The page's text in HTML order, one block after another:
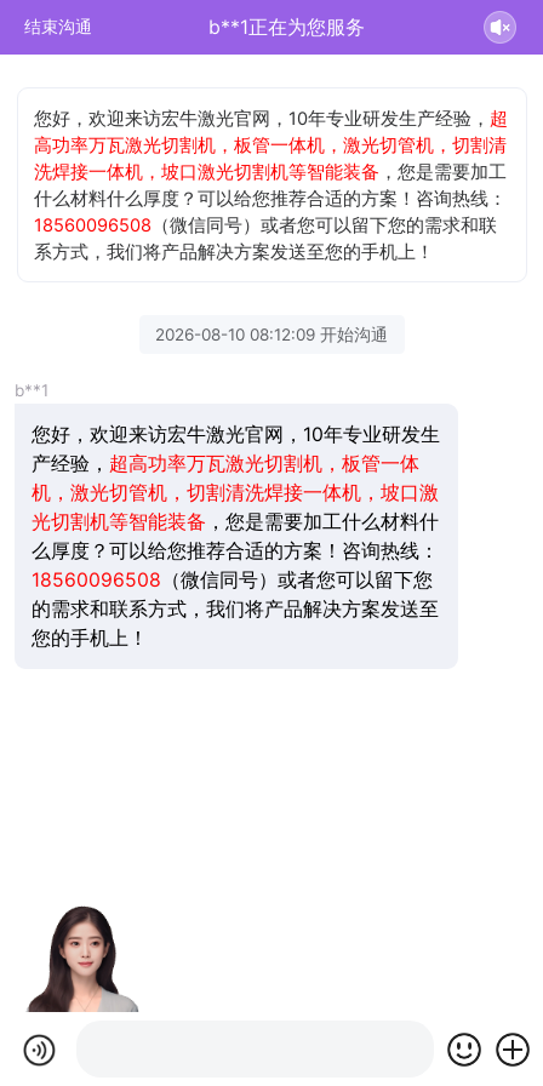
结束沟通 b**1正在为您服务
您好，欢迎来访宏牛激光官网，10年专业研发生产经验， 超
高功率万瓦激光切割机，板管一体机，激光切管机，切割清
洗焊接一体机，坡口激光切割机等智能装备 ，您是需要加工
什么材料什么厚度？可以给您推荐合适的方案！咨询热线：
18560096508 （微信同号）或者您可以留下您的需求和联
系方式，我们将产品解决方案发送至您的手机上！
2026-08-10 08:12:09 开始沟通
b**1
您好，欢迎来访宏牛激光官网，10年专业研发生
产经验， 超高功率万瓦激光切割机，板管一体
机，激光切管机，切割清洗焊接一体机，坡口激
光切割机等智能装备 ，您是需要加工什么材料什
么厚度？可以给您推荐合适的方案！咨询热线：
18560096508 （微信同号）或者您可以留下您
的需求和联系方式，我们将产品解决方案发送至
您的手机上！